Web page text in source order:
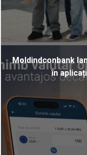
Moldindconbank
în